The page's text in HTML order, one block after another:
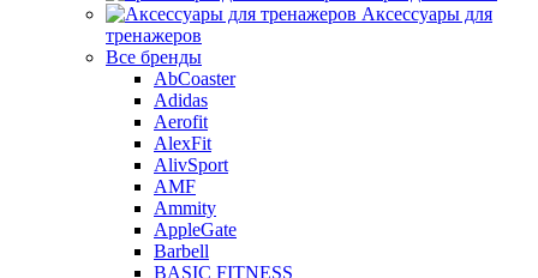
Аксессуары для
тренажеров
Все бренды
AbCoaster
Adidas
Aerofit
AlexFit
AlivSport
AMF
Ammity
AppleGate
Barbell
BASIC FITNESS